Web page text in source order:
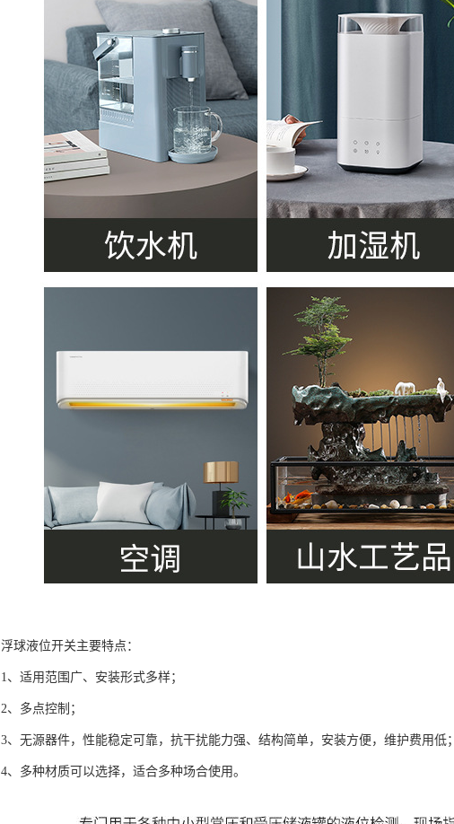
浮球液位开关主要特点：
1、适用范围广、安装形式多样；
2、多点控制；
3、无源器件，性能稳定可靠，抗干扰能力强、结构简单，安装方便，维护费用低；
4、多种材质可以选择，适合多种场合使用。